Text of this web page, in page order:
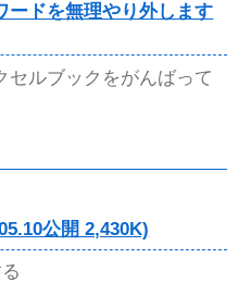
ードを無理やり外します
セルブックをがんばって
公開 2,430K)